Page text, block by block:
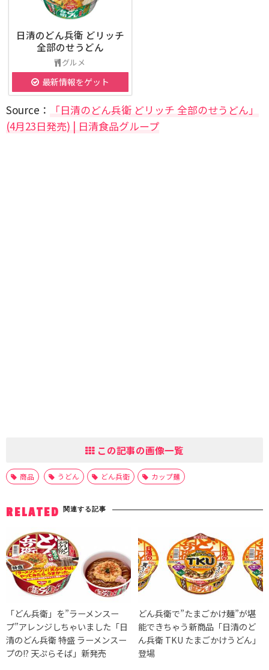
日清のどん兵衛 どリッチ
全部のせうどん
グルメ
最新情報をゲット
Source：
「日清のどん兵衛 どリッチ 全部のせうどん」
(4月23日発売) | 日清食品グループ
この記事の画像一覧
商品 うどん どん兵衛 カップ麺
RELATED 関連する記事
「どん兵衛」を”ラーメンスー
プ”アレンジしちゃいました「日
清のどん兵衛 特盛 ラーメンスー
プの!? 天ぷらそば」新発売
どん兵衛で”たまごかけ麺”が堪
能できちゃう新商品「日清のど
ん兵衛 TKU たまごかけうどん」
登場